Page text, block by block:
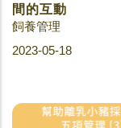
間的互動
飼養管理
2023-05-18